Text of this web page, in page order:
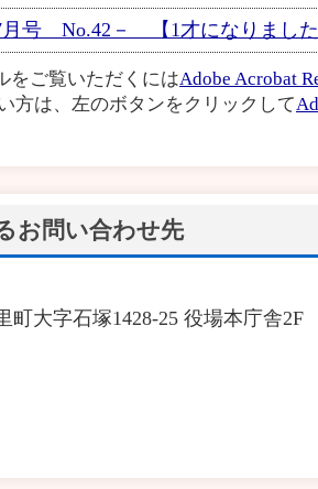
号 No.42－ 【1才になりました
をご覧いただくにはAdobe Acrobat
方は、左のボタンをクリックして
お問い合わせ先
町大字石塚1428-25 役場本庁舎2F